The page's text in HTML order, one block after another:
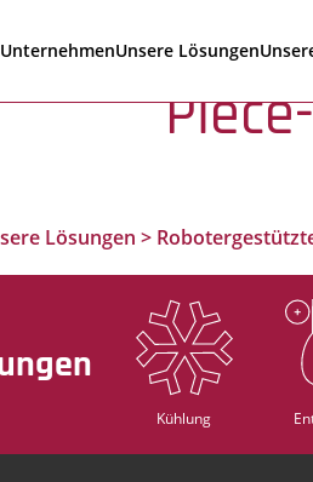
Unsere Lösungen
Lösungen >
Kühlung